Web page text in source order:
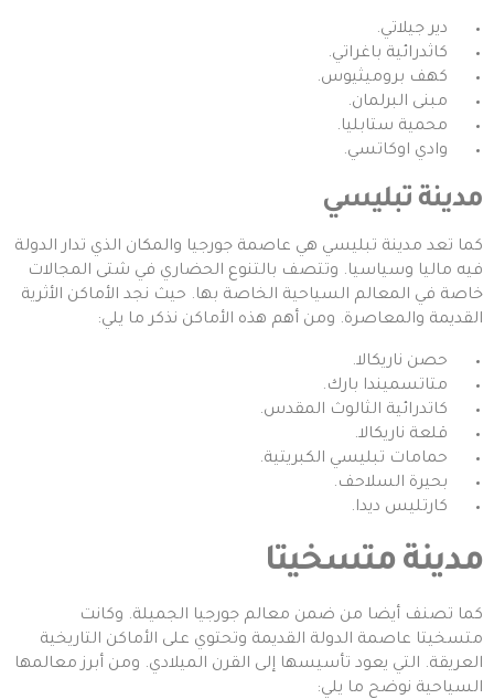
دير جيلاتي.
كاثدرائية باغراتي.
كهف بروميثيوس.
مبنى البرلمان.
محمية ستابليا.
وادي اوكاتسي.
مدينة تبليسي
كما تعد مدينة تبليسي هي عاصمة جورجيا والمكان الذي تدار الدولة
فيه ماليا وسياسيا. وتتصف بالتنوع الحضاري في شتى المجالات
خاصة في المعالم السياحية الخاصة بها. حيث نجد الأماكن الأثرية
القديمة والمعاصرة. ومن أهم هذه الأماكن نذكر ما يلي:
حصن ناريكالا.
متاتسميندا بارك.
كاتدرائية الثالوث المقدس.
قلعة ناريكالا.
حمامات تبليسي الكبريتية.
بحيرة السلاحف.
كارتليس ديدا.
مدينة متسخيتا
كما تصنف أيضا من ضمن معالم جورجيا الجميلة. وكانت
متسخيتا عاصمة الدولة القديمة وتحتوي على الأماكن التاريخية
العريقة. التي يعود تأسيسها إلى القرن الميلادي. ومن أبرز معالمها
السياحية نوضح ما يلي: